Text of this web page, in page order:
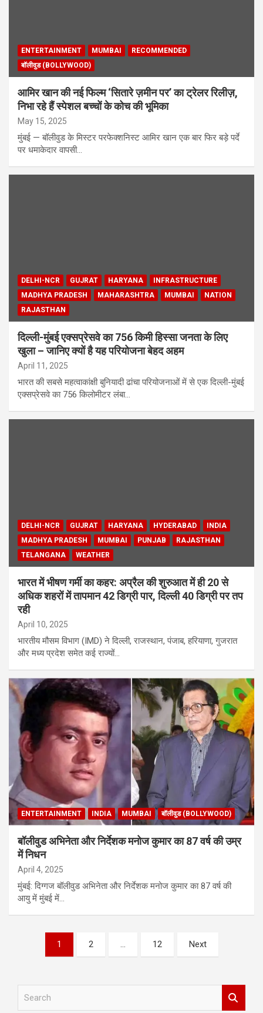
ENTERTAINMENT MUMBAI
RECOMMENDED
बॉलीवुड (BOLLYWOOD)
आमिर खान की नई फिल्म ‘सितारे ज़मीन पर’ का ट्रेलर रिलीज़,
निभा रहे हैं स्पेशल बच्चों के कोच की भूमिका
May 15, 2025
मुंबई — बॉलीवुड के मिस्टर परफेक्शनिस्ट आमिर खान एक बार फिर बड़े पर्दे
पर धमाकेदार वापसी…
DELHI-NCR GUJRAT HARYANA
INFRASTRUCTURE
MADHYA PRADESH
MAHARASHTRA MUMBAI
NATION
RAJASTHAN
दिल्ली-मुंबई एक्सप्रेसवे का 756 किमी हिस्सा जनता के लिए
खुला – जानिए क्यों है यह परियोजना बेहद अहम
April 11, 2025
भारत की सबसे महत्वाकांक्षी बुनियादी ढांचा परियोजनाओं में से एक दिल्ली-मुंबई
एक्सप्रेसवे का 756 किलोमीटर लंबा…
DELHI-NCR GUJRAT HARYANA HYDERABAD
INDIA
MADHYA PRADESH
MUMBAI PUNJAB
RAJASTHAN
TELANGANA
WEATHER
भारत में भीषण गर्मी का कहर: अप्रैल की शुरुआत में ही 20 से
अधिक शहरों में तापमान 42 डिग्री पार, दिल्ली 40 डिग्री पर तप
रही
April 10, 2025
भारतीय मौसम विभाग (IMD) ने दिल्ली, राजस्थान, पंजाब, हरियाणा, गुजरात
और मध्य प्रदेश समेत कई राज्यों…
ENTERTAINMENT INDIA MUMBAI बॉलीवुड (BOLLYWOOD)
बॉलीवुड अभिनेता और निर्देशक मनोज कुमार का 87 वर्ष की उम्र
में निधन
April 4, 2025
मुंबई: दिग्गज बॉलीवुड अभिनेता और निर्देशक मनोज कुमार का 87 वर्ष की
आयु में मुंबई में…
pagination
1 2 … 12 Next